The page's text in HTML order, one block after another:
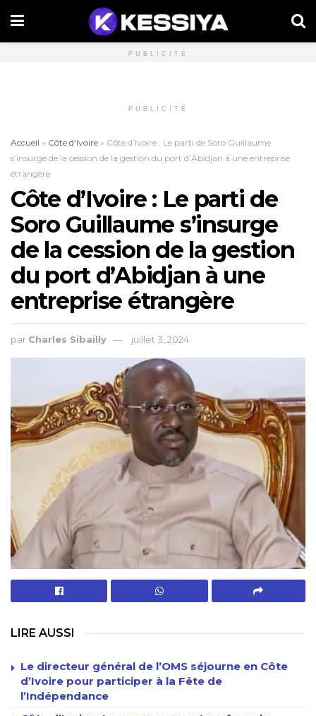
PUBLICITÉ
PUBLICITÉ
Accueil » Côte d'Ivoire » Côte d’Ivoire : Le parti de Soro Guillaume
s’insurge de la cession de la gestion du port d’Abidjan à une entreprise
étrangère
Côte d’Ivoire : Le parti de
Soro Guillaume s’insurge
de la cession de la gestion
du port d’Abidjan à une
entreprise étrangère
par Charles Sibailly juillet 3, 2024
LIRE AUSSI
Le directeur général de l’OMS séjourne en Côte
d’Ivoire pour participer à la Fête de
l’Indépendance